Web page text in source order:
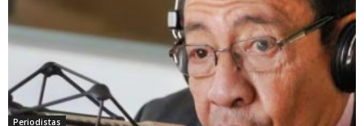
Periodistas